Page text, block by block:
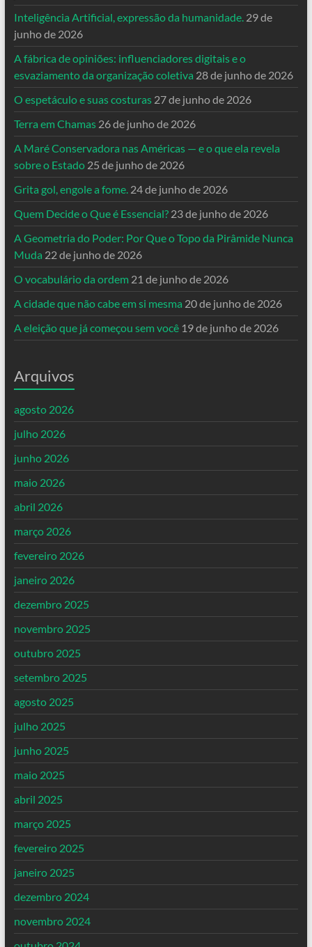
Inteligência Artificial, expressão da humanidade. 29 de
junho de 2026
A fábrica de opiniões: influenciadores digitais e o
esvaziamento da organização coletiva 28 de junho de 2026
O espetáculo e suas costuras 27 de junho de 2026
Terra em Chamas 26 de junho de 2026
A Maré Conservadora nas Américas — e o que ela revela
sobre o Estado 25 de junho de 2026
Grita gol, engole a fome. 24 de junho de 2026
Quem Decide o Que é Essencial? 23 de junho de 2026
A Geometria do Poder: Por Que o Topo da Pirâmide Nunca
Muda 22 de junho de 2026
O vocabulário da ordem 21 de junho de 2026
A cidade que não cabe em si mesma 20 de junho de 2026
A eleição que já começou sem você 19 de junho de 2026
Arquivos
agosto 2026
julho 2026
junho 2026
maio 2026
abril 2026
março 2026
fevereiro 2026
janeiro 2026
dezembro 2025
novembro 2025
outubro 2025
setembro 2025
agosto 2025
julho 2025
junho 2025
maio 2025
abril 2025
março 2025
fevereiro 2025
janeiro 2025
dezembro 2024
novembro 2024